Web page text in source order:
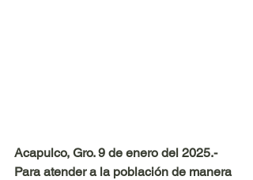
Acapulco, Gro. 9 de enero del 2025.-
Para atender a la población de manera